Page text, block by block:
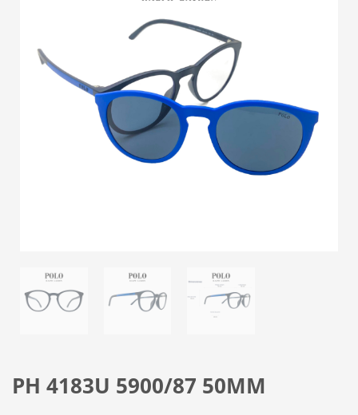
PH 4183U 5900/87 50MM